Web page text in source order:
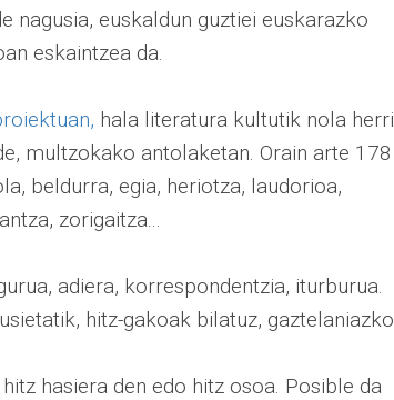
nagusia, euskaldun guztiei euskarazko
eskaintzea da.
hala literatura kultutik nola herri
multzokako antolaketan. Orain arte 178
beldurra, egia, heriotza, laudorioa,
zorigaitza...
adiera, korrespondentzia, iturburua.
hitz-gakoak bilatuz, gaztelaniazko
hasiera den edo hitz osoa. Posible da